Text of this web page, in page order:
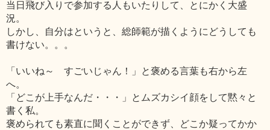
当日飛び入りで参加する人もいたりして、とにかく大盛
況。
しかし、自分はというと、総師範が描くようにどうしても
書けない。。。
「いいね～ すごいじゃん！」と褒める言葉も右から左
へ。
「どこが上手なんだ・・・」とムズカシイ顔をして黙々と
書く私。
褒められても素直に聞くことができず、どこか疑ってかか